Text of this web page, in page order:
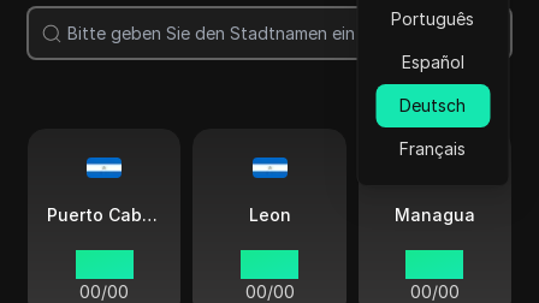
Português
Español
Deutsch
Français
Suche
Puerto Cabezas
00/00
Leon
00/00
Managua
00/00